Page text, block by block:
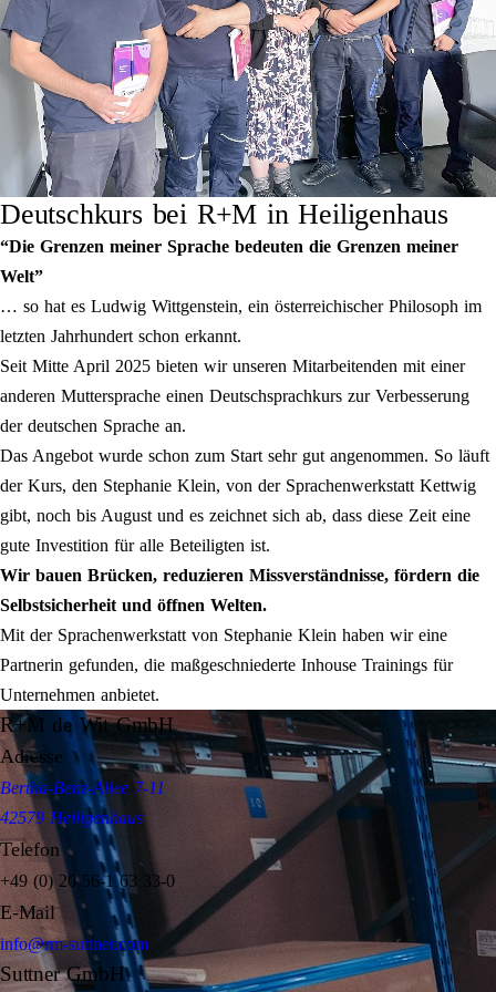
Deutschkurs bei R+M in Heiligenhaus
“Die Grenzen meiner Sprache bedeuten die Grenzen meiner
Welt”
… so hat es Ludwig Wittgenstein, ein österreichischer Philosoph im
letzten Jahrhundert schon erkannt.
Seit Mitte April 2025 bieten wir unseren Mitarbeitenden mit einer
anderen Muttersprache einen Deutschsprachkurs zur Verbesserung
der deutschen Sprache an.
Das Angebot wurde schon zum Start sehr gut angenommen. So läuft
der Kurs, den Stephanie Klein, von der Sprachenwerkstatt Kettwig
gibt, noch bis August und es zeichnet sich ab, dass diese Zeit eine
gute Investition für alle Beteiligten ist.
Wir bauen Brücken, reduzieren Missverständnisse, fördern die
Selbstsicherheit und öffnen Welten.
Mit der Sprachenwerkstatt von Stephanie Klein haben wir eine
Partnerin gefunden, die maßgeschniederte Inhouse Trainings für
Unternehmen anbietet.
R+M de Wit GmbH
Adresse
Bertha-Benz-Allee 7-11
42579 Heiligenhaus
Telefon
+49 (0) 20 56-1 63 33-0
E-Mail
info@rm-suttner.com
Suttner GmbH